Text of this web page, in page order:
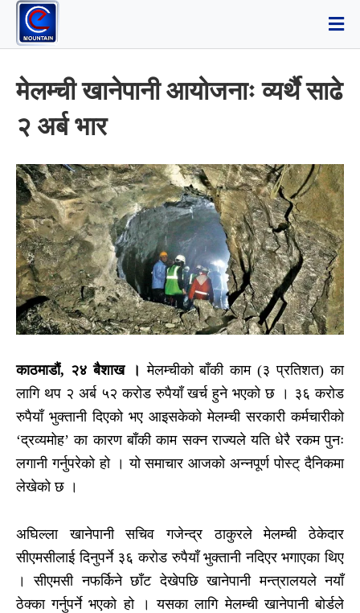
मेलम्ची खानेपानी आयोजनाः व्यर्थै साढे
२ अर्ब भार
काठमाडौं, २४ बैशाख । मेलम्चीको बाँकी काम (३ प्रतिशत) का
लागि थप २ अर्ब ५२ करोड रुपैयाँ खर्च हुने भएको छ । ३६ करोड
रुपैयाँ भुक्तानी दिएको भए आइसकेको मेलम्ची सरकारी कर्मचारीको
‘द्रव्यमोह’ का कारण बाँकी काम सक्न राज्यले यति धेरै रकम पुनः
लगानी गर्नुपरेको हो । यो समाचार आजको अन्नपूर्ण पोस्ट् दैनिकमा
लेखेको छ ।
अघिल्ला खानेपानी सचिव गजेन्द्र ठाकुरले मेलम्ची ठेकेदार
सीएमसीलाई दिनुपर्ने ३६ करोड रुपैयाँ भुक्तानी नदिएर भगाएका थिए
। सीएमसी नफर्किने छाँट देखेपछि खानेपानी मन्त्रालयले नयाँ
ठेक्का गर्नुपर्ने भएको हो । यसका लागि मेलम्ची खानेपानी बोर्डले